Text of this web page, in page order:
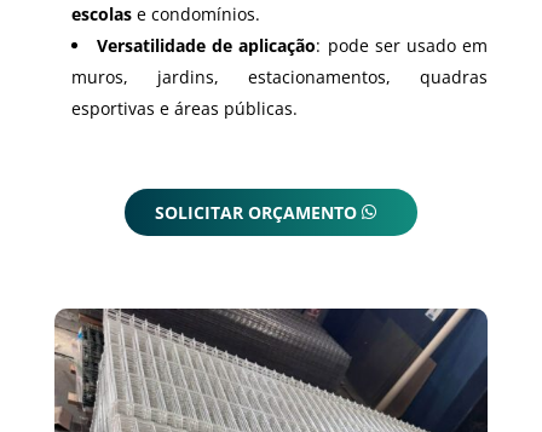
escolase condomínios.
Versatilidade de aplicação: pode ser usado em
muros, jardins, estacionamentos, quadras
esportivas e áreas públicas.
SOLICITAR ORÇAMENTO